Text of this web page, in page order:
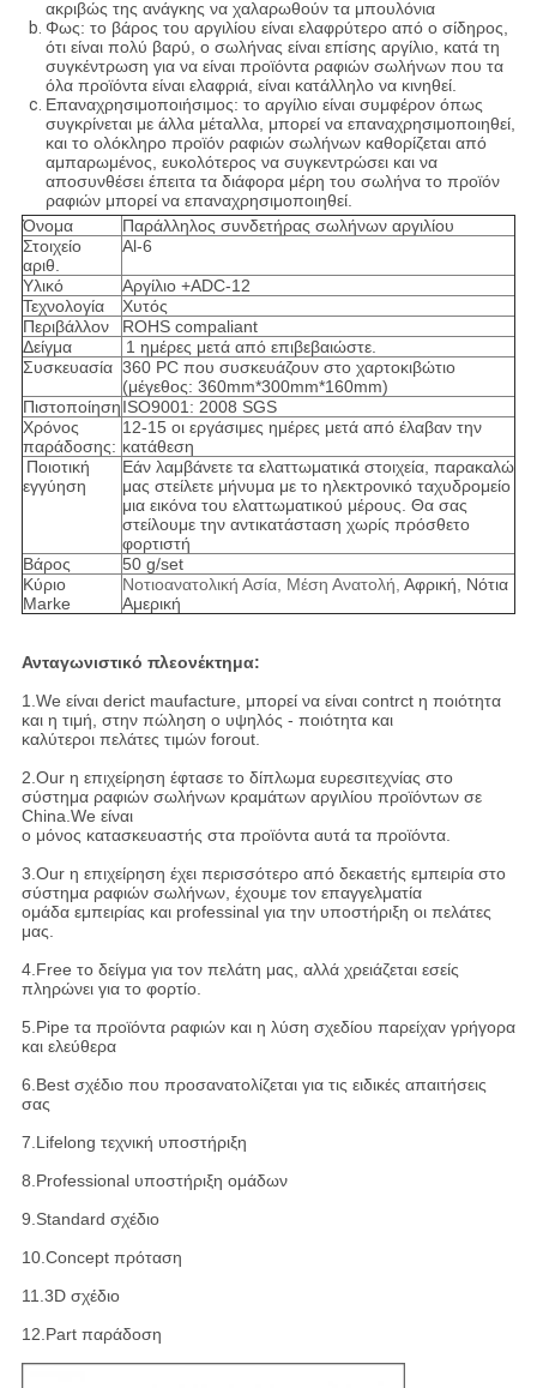
ακριβώς της ανάγκης να χαλαρωθούν τα μπουλόνια
Φως: το βάρος του αργιλίου είναι ελαφρύτερο από ο σίδηρος,
ότι είναι πολύ βαρύ, ο σωλήνας είναι επίσης αργίλιο, κατά τη
συγκέντρωση για να είναι προϊόντα ραφιών σωλήνων που τα
όλα προϊόντα είναι ελαφριά, είναι κατάλληλο να κινηθεί.
Επαναχρησιμοποιήσιμος: το αργίλιο είναι συμφέρον όπως
συγκρίνεται με άλλα μέταλλα, μπορεί να επαναχρησιμοποιηθεί,
και το ολόκληρο προϊόν ραφιών σωλήνων καθορίζεται από
αμπαρωμένος, ευκολότερος να συγκεντρώσει και να
αποσυνθέσει έπειτα τα διάφορα μέρη του σωλήνα το προϊόν
ραφιών μπορεί να επαναχρησιμοποιηθεί.
Όνομα
Παράλληλος συνδετήρας σωλήνων αργιλίου
Στοιχείο
αριθ.
Al-6
Υλικό
Αργίλιο +ADC-12
Τεχνολογία
Χυτός
Περιβάλλον
ROHS compaliant
Δείγμα
1 ημέρες μετά από επιβεβαιώστε.
Συσκευασία 360 PC που συσκευάζουν στο χαρτοκιβώτιο
(μέγεθος: 360mm*300mm*160mm)
ΠιστοποίησηISO9001: 2008 SGS
Χρόνος
παράδοσης:
12-15 οι εργάσιμες ημέρες μετά από έλαβαν την
κατάθεση
Ποιοτική
εγγύηση
Εάν λαμβάνετε τα ελαττωματικά στοιχεία, παρακαλώ
μας στείλετε μήνυμα με το ηλεκτρονικό ταχυδρομείο
μια εικόνα του ελαττωματικού μέρους. Θα σας
στείλουμε την αντικατάσταση χωρίς πρόσθετο
φορτιστή
Βάρος
50 g/set
Κύριο
Marke
Νοτιοανατολική Ασία, Μέση Ανατολή, Αφρική, Νότια
Αμερική
Ανταγωνιστικό πλεονέκτημα:
1.We είναι derict maufacture, μπορεί να είναι contrct η ποιότητα
και η τιμή, στην πώληση ο υψηλός - ποιότητα και
καλύτεροι πελάτες τιμών forout.
2.Our η επιχείρηση έφτασε το δίπλωμα ευρεσιτεχνίας στο
σύστημα ραφιών σωλήνων κραμάτων αργιλίου προϊόντων σε
China.We είναι
ο μόνος κατασκευαστής στα προϊόντα αυτά τα προϊόντα.
3.Our η επιχείρηση έχει περισσότερο από δεκαετής εμπειρία στο
σύστημα ραφιών σωλήνων, έχουμε τον επαγγελματία
ομάδα εμπειρίας και professinal για την υποστήριξη οι πελάτες
μας.
4.Free το δείγμα για τον πελάτη μας, αλλά χρειάζεται εσείς
πληρώνει για το φορτίο.
5.Pipe τα προϊόντα ραφιών και η λύση σχεδίου παρείχαν γρήγορα
και ελεύθερα
6.Best σχέδιο που προσανατολίζεται για τις ειδικές απαιτήσεις
σας
7.Lifelong τεχνική υποστήριξη
8.Professional υποστήριξη ομάδων
9.Standard σχέδιο
10.Concept πρόταση
11.3D σχέδιο
12.Part παράδοση